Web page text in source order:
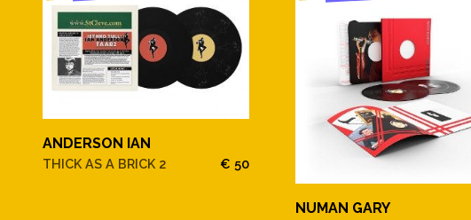
ANDERSON IAN
THICK AS A BRICK 2 € 50
NUMAN GARY